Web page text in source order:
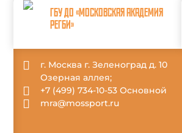
ГБУ ДО «МОСКОВСКАЯ АКАДЕМИЯ
РЕГБИ»
г. Москва г. Зеленоград д. 10
Озерная аллея;
+7 (499) 734-10-53 Основной
mra@mossport.ru